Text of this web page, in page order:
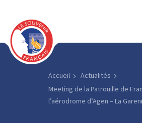
Accueil
Actualités
Meeting de la Patrouille de
l’aérodrome d’Agen – La